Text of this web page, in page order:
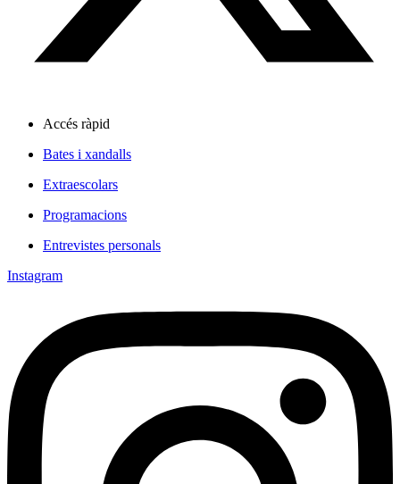
Accés ràpid
Bates i xandalls
Extraescolars
Programacions
Entrevistes personals
Instagram